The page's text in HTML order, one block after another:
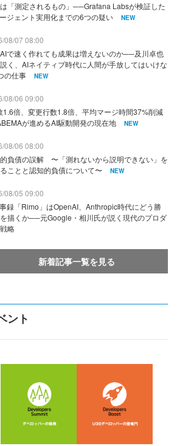
「測定されるもの」──Grafana Labsが検証した
ジェント実用化までの6つの疑い
NEW
08/07 08:00
で速く作れても成果は増えないのか──及川卓也
く、AIネイティブ時代に人間が手放してはいけな
の仕事
NEW
08/06 09:00
1.6倍、変更行数1.8倍、平均マージ時間37%削減
が進めるAI駆動開発の現在地
NEW
08/06 08:00
負債の誤解 〜「測れないから説明できない」を
ことと認知的負債について〜
NEW
08/05 09:00
録「Rimo」はOpenAI、Anthropic時代にどう勝
描くか──元Google・相川氏が説く現代のプロダ
略
新着記事一覧を見る
ント